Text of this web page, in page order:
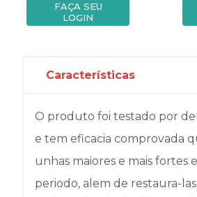
FAÇA SEU
LOGIN
Características
O produto foi testado por
e tem eficacia comprovada
unhas maiores e mais fortes
periodo, alem de restaura-